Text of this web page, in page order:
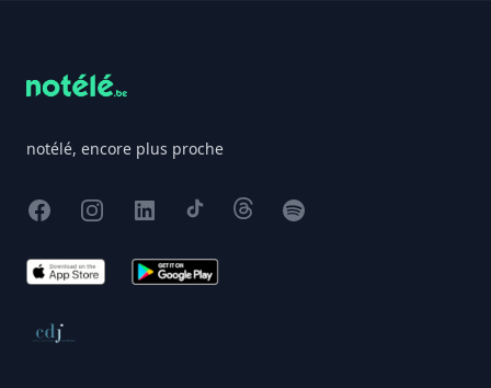
notélé, encore plus proche
FacebookInstagram
X TikTokThreadsSpotify
App Store Google Play
Conseil de déontologie journalistique